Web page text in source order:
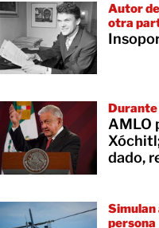
Autor
otra
Durante
AMLO
dado,
Simulan
persona